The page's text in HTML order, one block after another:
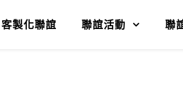
客製化聯誼 聯誼活動 聯